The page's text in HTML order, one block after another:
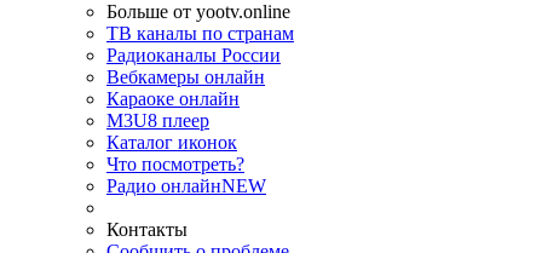
Больше от yootv.online
ТВ каналы по странам
Радиоканалы России
Вебкамеры онлайн
Караоке онлайн
M3U8 плеер
Каталог иконок
Что посмотреть?
Радио онлайнNEW
Контакты